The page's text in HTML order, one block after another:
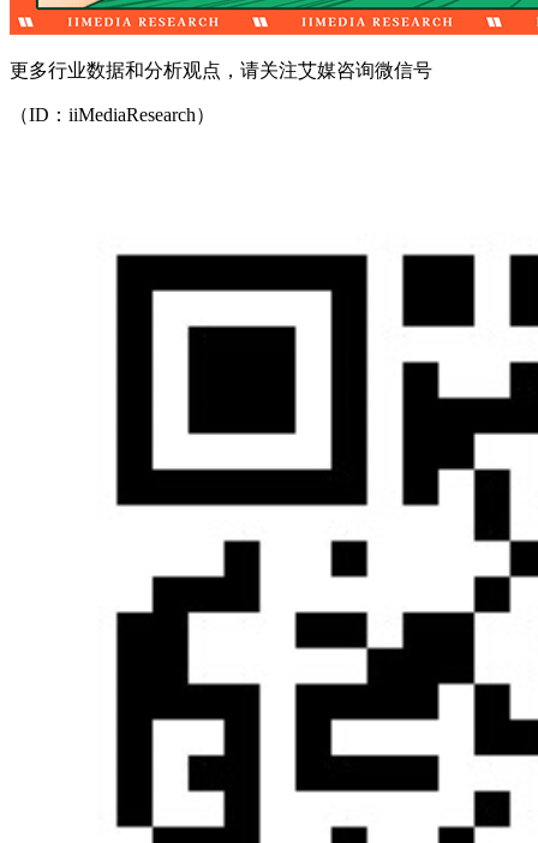
更多行业数据和分析观点，请关注艾媒咨询微信号
（ID：iiMediaResearch）